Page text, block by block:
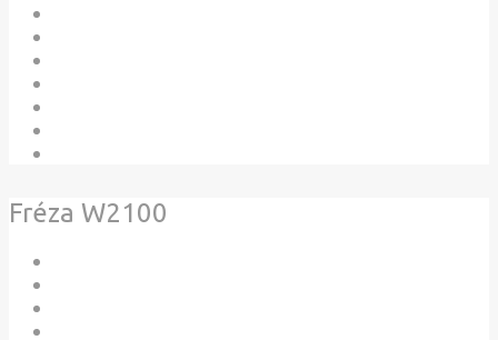
Fréza W2100